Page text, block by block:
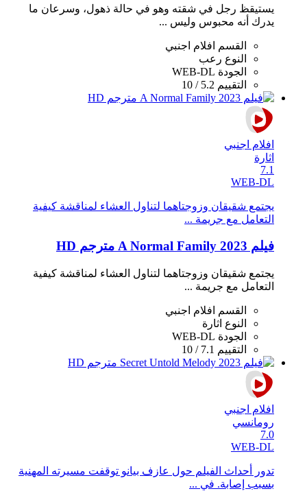
يستيقظ رجل في شقته وهو في حالة ذهول، وسرعان ما
يدرك أنه محبوس وليس ...
القسم
افلام اجنبي
النوع رعب
الجودة WEB-DL
التقييم 5.2 / 10
افلام اجنبي
اثارة
7.1
WEB-DL
يجتمع شقيقان وزوجتاهما لتناول العشاء لمناقشة كيفية
التعامل مع جريمة ...
فيلم A Normal Family 2023 مترجم HD
يجتمع شقيقان وزوجتاهما لتناول العشاء لمناقشة كيفية
التعامل مع جريمة ...
القسم
افلام اجنبي
النوع اثارة
الجودة WEB-DL
التقييم 7.1 / 10
افلام اجنبي
رومانسي
7.0
WEB-DL
تدور أحداث الفيلم حول عازف بيانو توقفت مسيرته المهنية
بسبب إصابة. في ...